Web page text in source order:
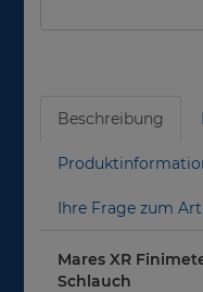
Beschreibung
Ihre Frage zum
Mares XR
Schlauch